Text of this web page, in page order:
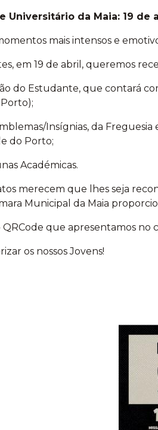
Universitário da Maia: 19 de
mais intensos e
em 19 de abril, queremos
do Estudante, que contará
Insígnias, da Freguesia
do Porto;
Académicas.
merecem que lhes seja
Municipal da Maia
que apresentamos no
os nossos Jovens!